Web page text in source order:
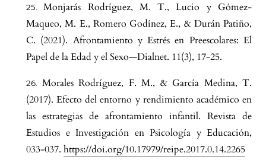
Monjarás Rodríguez, M. T., Lucio y Gómez-
Maqueo, M. E., Romero Godínez, E., & Durán Patiño,
C. (2021). Afrontamiento y Estrés en Preescolares: El
Papel de la Edad y el Sexo—Dialnet. 11(3), 17-25.
Morales Rodríguez, F. M., & García Medina, T.
(2017). Efecto del entorno y rendimiento académico en
las estrategias de afrontamiento infantil. Revista de
Estudios e Investigación en Psicología y Educación,
033-037. https://doi.org/10.17979/reipe.2017.0.14.2265